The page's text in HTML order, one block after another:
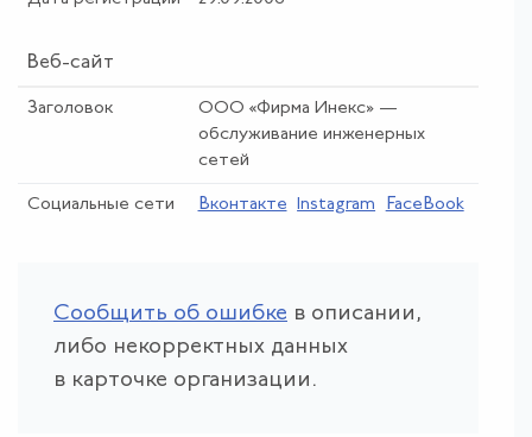
Веб-сайт
Заголовок
ООО «Фирма Инекс» —
обслуживание инженерных
сетей
Социальные сети Вконтакте Instagram FaceBook
Сообщить об ошибке в описании,
либо некорректных данных
в карточке организации.